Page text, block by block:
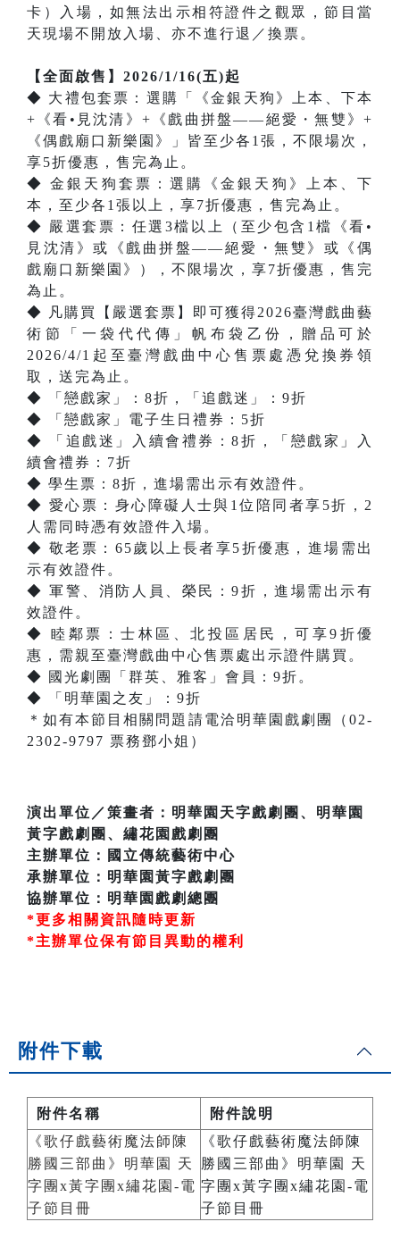
卡）入場，如無法出示相符證件之觀眾，節目當
天現場不開放入場、亦不進行退／換票。
【全面啟售】2026/1/16(五)起
◆ 大禮包套票：選購「《金銀天狗》上本、下本
+《看•見沈清》+《戲曲拼盤——絕愛・無雙》+
《偶戲廟口新樂園》」皆至少各1張，不限場次，
享5折優惠，售完為止。
◆ 金銀天狗套票：選購《金銀天狗》上本、下
本，至少各1張以上，享7折優惠，售完為止。
◆ 嚴選套票：任選3檔以上（至少包含1檔《看•
見沈清》或《戲曲拼盤——絕愛・無雙》或《偶
戲廟口新樂園》），不限場次，享7折優惠，售完
為止。
◆ 凡購買【嚴選套票】即可獲得2026臺灣戲曲藝
術節「一袋代代傳」帆布袋乙份，贈品可於
2026/4/1起至臺灣戲曲中心售票處憑兌換券領
取，送完為止。
◆ 「戀戲家」：8折，「追戲迷」：9折
◆ 「戀戲家」電子生日禮券：5折
◆ 「追戲迷」入續會禮券：8折，「戀戲家」入
續會禮券：7折
◆ 學生票：8折，進場需出示有效證件。
◆ 愛心票：身心障礙人士與1位陪同者享5折，2
人需同時憑有效證件入場。
◆ 敬老票：65歲以上長者享5折優惠，進場需出
示有效證件。
◆ 軍警、消防人員、榮民：9折，進場需出示有
效證件。
◆ 睦鄰票：士林區、北投區居民，可享9折優
惠，需親至臺灣戲曲中心售票處出示證件購買。
◆ 國光劇團「群英、雅客」會員：9折。
◆ 「明華園之友」：9折
＊如有本節目相關問題請電洽明華園戲劇團（02-
2302-9797 票務鄧小姐）
演出單位／策畫者：明華園天字戲劇團、明華園
黃字戲劇團、繡花園戲劇團
主辦單位：國立傳統藝術中心
承辦單位：明華園黃字戲劇團
協辦單位：明華園戲劇總團
*更多相關資訊隨時更新
*主辦單位保有節目異動的權利
附件下載
附件名稱
附件說明
《歌仔戲藝術魔法師陳
勝國三部曲》明華園 天
字團x黃字團x繡花園-電
子節目冊
《歌仔戲藝術魔法師陳
勝國三部曲》明華園 天
字團x黃字團x繡花園-電
子節目冊